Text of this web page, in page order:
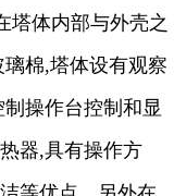
塔体内部与外壳之
璃棉,塔体设有观察
制操作台控制和显
器,具有操作方